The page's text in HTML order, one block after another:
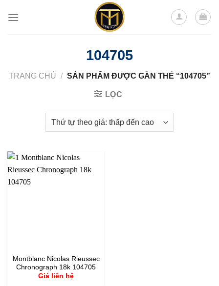
104705
TRANG CHỦ / SẢN PHẨM ĐƯỢC GẮN THẺ “104705”
LỌC
Montblanc Nicolas Rieussec
Chronograph 18k 104705
Giá liên hệ